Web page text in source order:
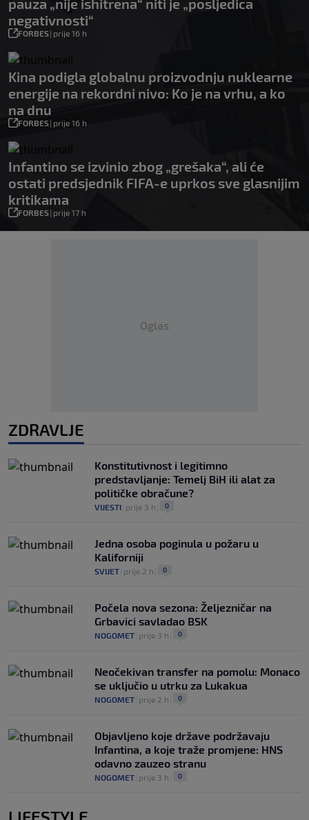
negativnosti“
FORBES| prije 16 h
Kina podigla globalnu proizvodnju nuklearne
energije na rekordni nivo: Ko je na vrhu, a ko
na dnu
FORBES| prije 16 h
Infantino se izvinio zbog „grešaka“, ali će
ostati predsjednik FIFA-e uprkos sve glasnijim
kritikama
FORBES| prije 17 h
Oglas
ZDRAVLJE
Konstitutivnost i legitimno
predstavljanje: Temelj BiH ili alat za
političke obračune?
VIJESTI prije 3 h 0
Jedna osoba poginula u požaru u
Kaliforniji
SVIJET prije 2 h 0
Počela nova sezona: Željezničar na
Grbavici savladao BSK
NOGOMET prije 3 h 0
Neočekivan transfer na pomolu: Monaco
se uključio u utrku za Lukakua
NOGOMET prije 2 h 0
Objavljeno koje države podržavaju
Infantina, a koje traže promjene: HNS
odavno zauzeo stranu
NOGOMET prije 3 h 0
LIFESTYLE